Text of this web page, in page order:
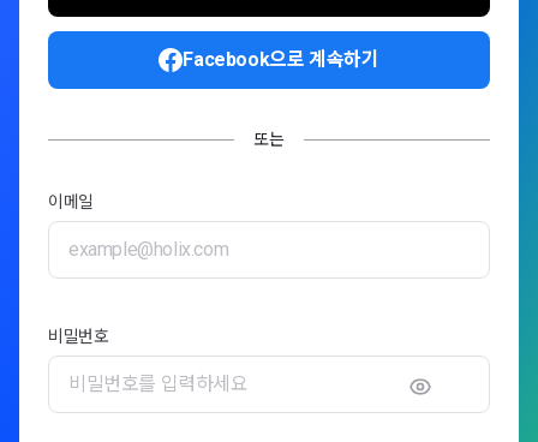
Facebook으로 계속하기
또는
이메일
비밀번호